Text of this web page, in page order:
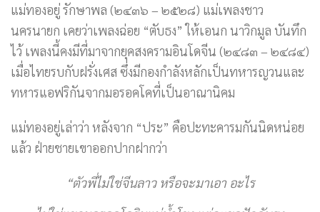
แม่ทองอยู่ รักษาพล (๒๔๓๖ – ๒๕๒๘) แม่เพลงชาว
นครนายก เคยว่าเพลงฉ่อย “ตับธง” ให้เอนก นาวิกมูล บันทึก
ไว้ เพลงนี้คงมีที่มาจากยุคสงครามอินโดจีน (๒๔๘๓ – ๒๔๘๔)
เมื่อไทยรบกับฝรั่งเศส ซึ่งมีกองกำลังหลักเป็นทหารญวนและ
ทหารแอฟริกันจากมอรอคโคที่เป็นอาณานิคม
แม่ทองอยู่เล่าว่า หลังจาก “ประ” คือปะทะคารมกันนิดหน่อย
แล้ว ฝ่ายชายเขาออกปากฝากว่า
“ตัวพี่ไม่ใช่จีนลาว หรือจะมาเอา อะไร